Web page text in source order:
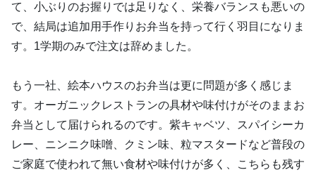
て、小ぶりのお握りでは足りなく、栄養バランスも悪いの
で、結局は追加用手作りお弁当を持って行く羽目になりま
す。1学期のみで注文は辞めました。
もう一社、絵本ハウスのお弁当は更に問題が多く感じま
す。オーガニックレストランの具材や味付けがそのままお
弁当として届けられるのです。紫キャベツ、スパイシーカ
レー、ニンニク味噌、クミン味、粒マスタードなど普段の
ご家庭で使われて無い食材や味付けが多く、こちらも残す